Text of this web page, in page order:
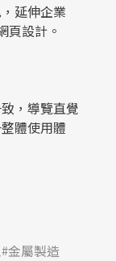
延伸企業
頁設計。
，導覽直覺
體使用體
光影特效
精神。
金屬製造